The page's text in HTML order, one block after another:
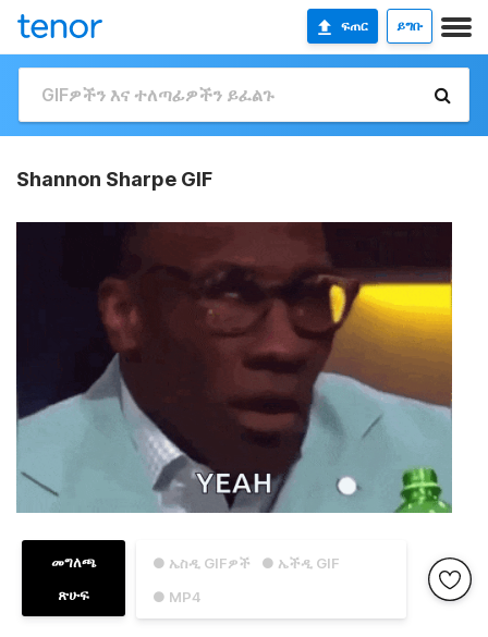
ፍጠር ይግቡ
Shannon Sharpe GIF
● ኤስዲ GIFዎች
● ኤችዲ GIF
● MP4
መግለጫ
ጽሁፍ